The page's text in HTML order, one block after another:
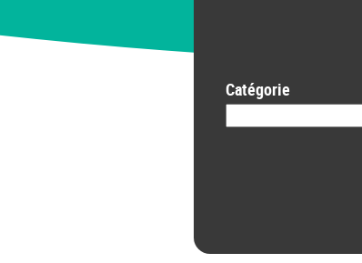
Catégorie